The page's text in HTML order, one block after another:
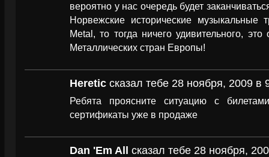
вероятно у нас очередь будет
Норвежские исторические музыкальные
Metal, то тогда ничего удивительного,
Металлических стран Европы!
Heretic сказал тебе 28 ноября, 2009 в
Ребята проясните ситуацию с
сертификаты уже в продаже
Dan 'Em All сказал тебе 28 ноября,